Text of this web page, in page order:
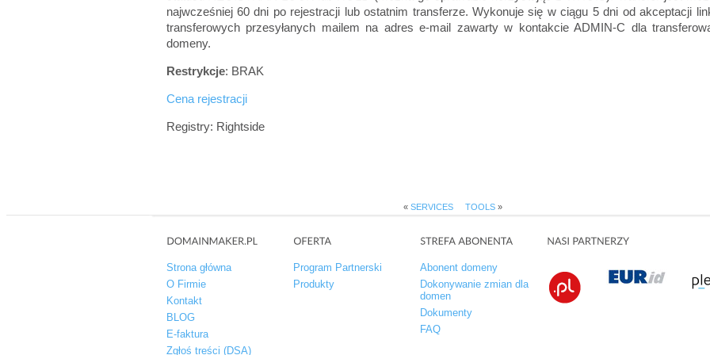
najwcześniej 60 dni po rejestracji lub ostatnim transferze. Wykonuje się w ciągu 5 dni od akceptacji
transferowych przesyłanych mailem na adres e-mail zawarty w kontakcie ADMIN-C dla
domeny.
Restrykcje: BRAK
Cena rejestracji
Registry: Rightside
«SERVICES TOOLS»
Strona główna
O Firmie
Kontakt
BLOG
E-faktura
Zgłoś treści (DSA)
Program Partnerski
Produkty
Abonent domeny
Dokonywanie zmian dla
domen
Dokumenty
FAQ